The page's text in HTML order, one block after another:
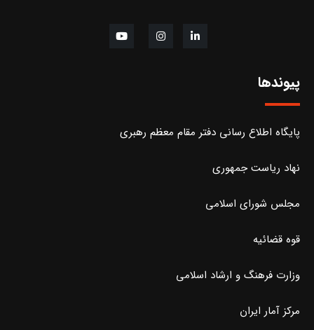
پیوندها
پایگاه اطلاع رسانی دفتر مقام معظم رهبری
نهاد ریاست جمهوری
مجلس شورای اسلامی
قوه قضائیه
وزارت فرهنگ و ارشاد اسلامی
مرکز آمار ایران